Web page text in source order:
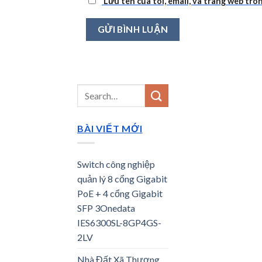
BÀI VIẾT MỚI
Switch công nghiệp
quản lý 8 cổng Gigabit
PoE + 4 cổng Gigabit
SFP 3Onedata
IES6300SL-8GP4GS-
2LV
Nhà Đất Xã Thượng